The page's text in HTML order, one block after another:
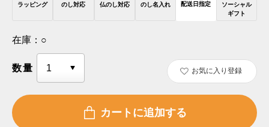
ラッピング のし対応 仏のし対応 のし名入れ 配送日指定
ソーシャル
ギフト
在庫： ○
数量 お気に入り登録